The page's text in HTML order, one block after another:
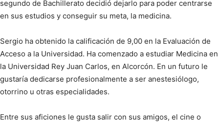
segundo de Bachillerato decidió dejarlo para poder centrarse
en sus estudios y conseguir su meta, la medicina.
Sergio ha obtenido la calificación de 9,00 en la Evaluación de
Acceso a la Universidad. Ha comenzado a estudiar Medicina en
la Universidad Rey Juan Carlos, en Alcorcón. En un futuro le
gustaría dedicarse profesionalmente a ser anestesiólogo,
otorrino u otras especialidades.
Entre sus aficiones le gusta salir con sus amigos, el cine o